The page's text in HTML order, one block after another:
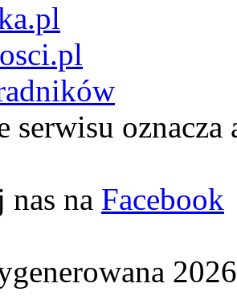
serwisu oznacza
nas na Facebook